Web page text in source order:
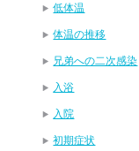
低体温
体温の推移
兄弟への二次感染
入浴
入院
初期症状